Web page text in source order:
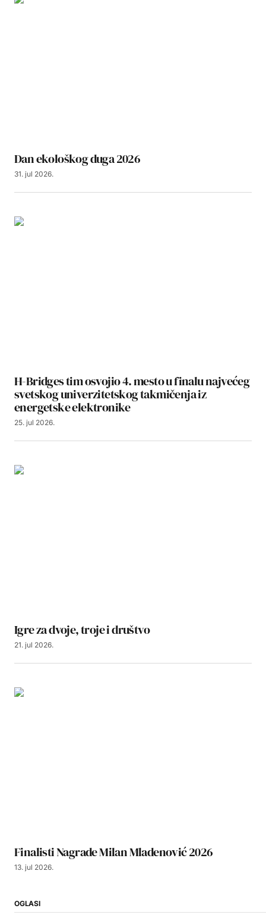
Dan ekološkog duga 2026
31. jul 2026.
H-Bridges tim osvojio 4. mesto u finalu najvećeg
svetskog univerzitetskog takmičenja iz
energetske elektronike
25. jul 2026.
Igre za dvoje, troje i društvo
21. jul 2026.
Finalisti Nagrade Milan Mladenović 2026
13. jul 2026.
OGLASI